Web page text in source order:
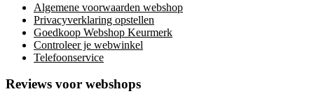
Algemene voorwaarden webshop
Privacyverklaring opstellen
Goedkoop Webshop Keurmerk
Controleer je webwinkel
Telefoonservice
Reviews voor webshops